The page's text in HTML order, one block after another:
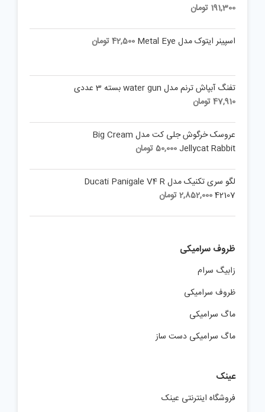
191,300 تومان
اسپینر ایتوک مدل Metal Eye 42,500تومان
تفنگ آبپاش ترنم مدل water gun بسته 3 عددی
47,910تومان
عروسک خرگوش جلی کت مدل Big Cream
Jellycat Rabbit
50,000تومان
لگو سری تکنیک مدل Ducati Panigale V4 R
42107
2,852,000تومان
ظروف سرامیکی
زابیگ سرام
ظروف سرامیکی
ماگ سرامیکی
ماگ سرامیکی دست ساز
عینک
فروشگاه اینترنتی عینک